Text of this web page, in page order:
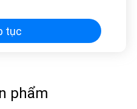
tục
phẩm